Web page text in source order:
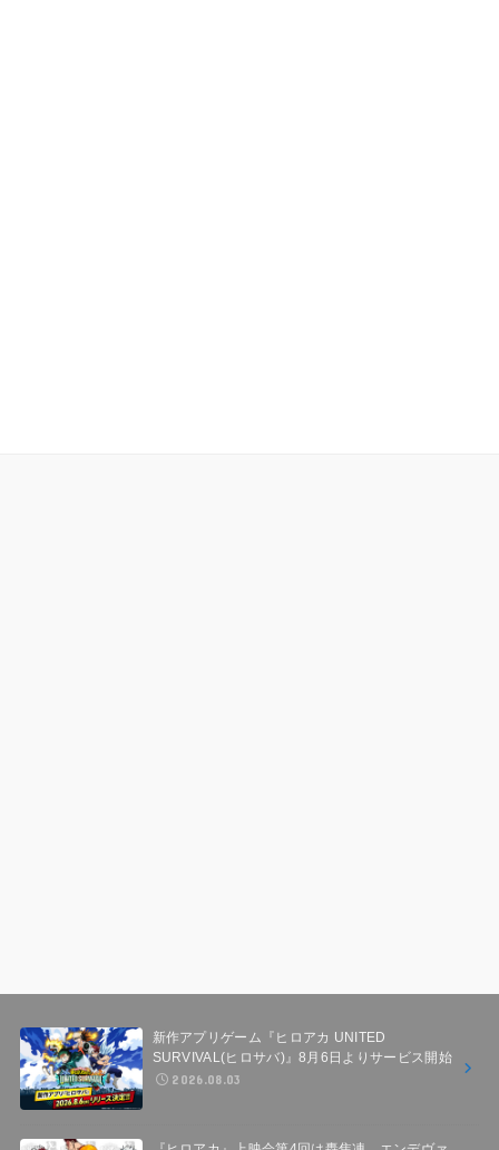
新作アプリゲーム『ヒロアカ UNITED
SURVIVAL(ヒロサバ)』8月6日よりサービス開始
2026.08.03